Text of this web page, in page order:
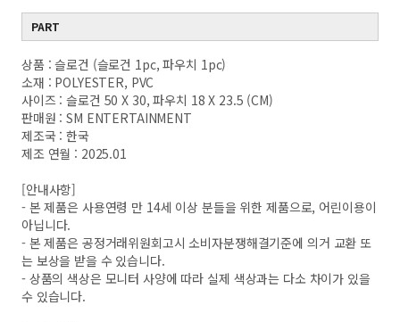
PART
상품 : 슬로건 (슬로건 1pc, 파우치 1pc)
소재 : POLYESTER, PVC
사이즈 : 슬로건 50 X 30, 파우치 18 X 23.5 (CM)
판매원 : SM ENTERTAINMENT
제조국 : 한국
제조 연월 : 2025.01
[안내사항]
- 본 제품은 사용연령 만 14세 이상 분들을 위한 제품으로, 어린이용이
아닙니다.
- 본 제품은 공정거래위원회고시 소비자분쟁해결기준에 의거 교환 또
는 보상을 받을 수 있습니다.
- 상품의 색상은 모니터 사양에 따라 실제 색상과는 다소 차이가 있을
수 있습니다.